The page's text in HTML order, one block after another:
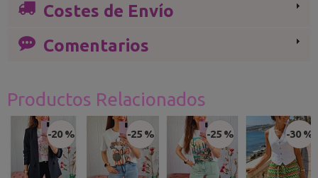
Costes de Envío
Comentarios
Productos Relacionados
-20 % -25 % -25 % -30 %